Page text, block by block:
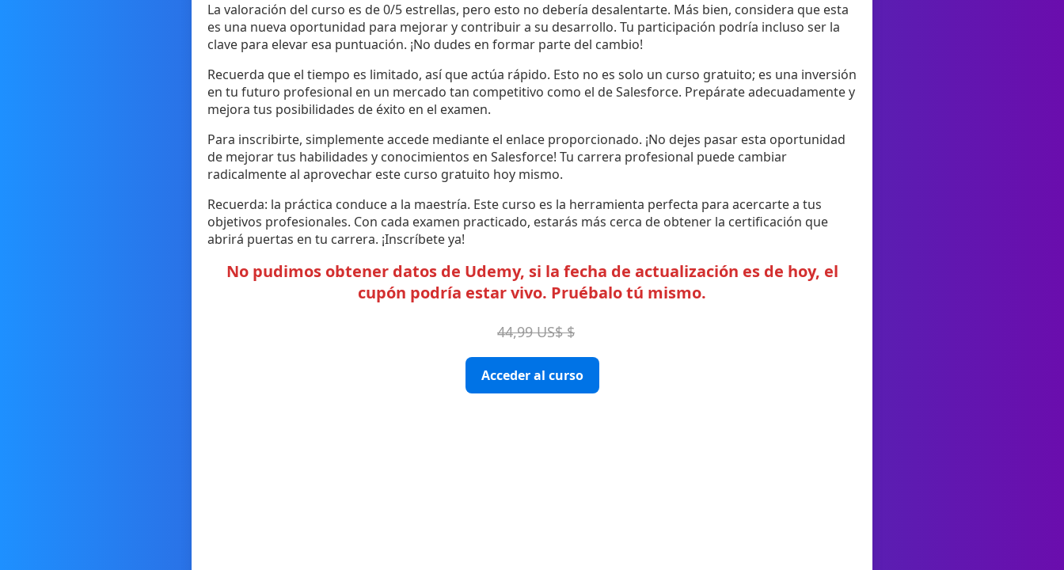
La valoración del curso es de 0/5 estrellas, pero esto no debería desalentarte. Más bien, considera que esta
es una nueva oportunidad para mejorar y contribuir a su desarrollo. Tu participación podría incluso ser la
clave para elevar esa puntuación. ¡No dudes en formar parte del cambio!
Recuerda que el tiempo es limitado, así que actúa rápido. Esto no es solo un curso gratuito; es una inversión
en tu futuro profesional en un mercado tan competitivo como el de Salesforce. Prepárate adecuadamente y
mejora tus posibilidades de éxito en el examen.
Para inscribirte, simplemente accede mediante el enlace proporcionado. ¡No dejes pasar esta oportunidad
de mejorar tus habilidades y conocimientos en Salesforce! Tu carrera profesional puede cambiar
radicalmente al aprovechar este curso gratuito hoy mismo.
Recuerda: la práctica conduce a la maestría. Este curso es la herramienta perfecta para acercarte a tus
objetivos profesionales. Con cada examen practicado, estarás más cerca de obtener la certificación que
abrirá puertas en tu carrera. ¡Inscríbete ya!
No pudimos obtener datos de Udemy, si la fecha de actualización es de hoy, el
cupón podría estar vivo. Pruébalo tú mismo.
44,99 US$ $
Acceder al curso